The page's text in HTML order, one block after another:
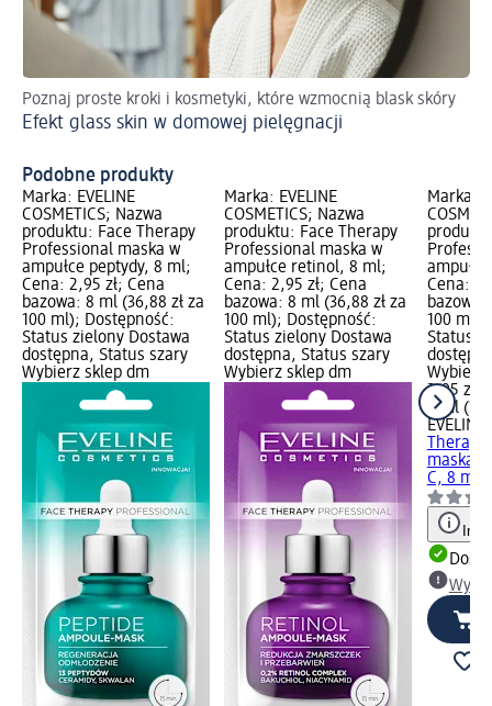
Poznaj proste kroki i kosmetyki, które wzmocnią blask skóry
Efekt glass skin w domowej pielęgnacji
Podobne produkty
Marka: EVELINE
COSMETICS; Nazwa
produktu: Face Therapy
Professional maska w
ampułce peptydy, 8 ml;
Cena: 2,95 zł; Cena
bazowa: 8 ml (36,88 zł za
100 ml); Dostępność:
Status zielony Dostawa
dostępna, Status szary
Wybierz sklep dm
Marka: EVELINE
COSMETICS; Nazwa
produktu: Face Therapy
Professional maska w
ampułce retinol, 8 ml;
Cena: 2,95 zł; Cena
bazowa: 8 ml (36,88 zł za
100 ml); Dostępność:
Status zielony Dostawa
dostępna, Status szary
Wybierz sklep dm
Marka:
Cena:
bazowa:
100 ml);
Status
Wybierz
2,95 zł
8 ml
EVELINE
maska-
C, 8 ml